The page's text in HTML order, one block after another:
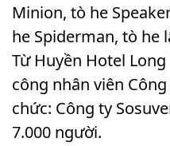
Minion, tò he
he Spiderman, tò he
Từ Huyền Hotel
công nhân viên
chức: Công ty
7.000 người.